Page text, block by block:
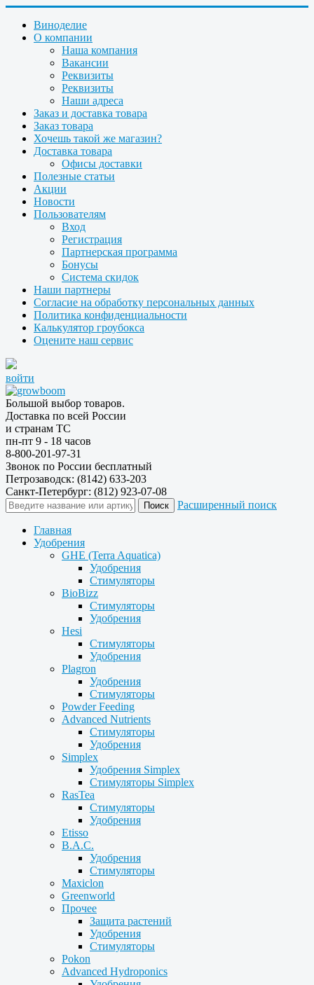
Виноделие
О компании
Наша компания
Вакансии
Реквизиты
Реквизиты
Наши адреса
Заказ и доставка товара
Заказ товара
Хочешь такой же магазин?
Доставка товара
Офисы доставки
Полезные статьи
Акции
Новости
Пользователям
Вход
Регистрация
Партнерская программа
Бонусы
Система скидок
Наши партнеры
Согласие на обработку персональных данных
Политика конфиденциальности
Калькулятор гроубокса
Оцените наш сервис
войти
Большой выбор товаров.
Доставка по всей России
и странам ТС
пн-пт 9 - 18 часов
8-800-201-97-31
Звонок по России бесплатный
Петрозаводск: (8142) 633-203
Санкт-Петербург: (812) 923-07-08
Расширенный поиск
Главная
Удобрения
GHE (Terra Aquatica)
Удобрения
Стимуляторы
BioBizz
Стимуляторы
Удобрения
Hesi
Стимуляторы
Удобрения
Plagron
Удобрения
Стимуляторы
Powder Feeding
Advanced Nutrients
Стимуляторы
Удобрения
Simplex
Удобрения Simplex
Стимуляторы Simplex
RasTea
Стимуляторы
Удобрения
Etisso
B.A.C.
Удобрения
Стимуляторы
Maxiclon
Greenworld
Прочее
Защита растений
Удобрения
Стимуляторы
Pokon
Advanced Hydroponics